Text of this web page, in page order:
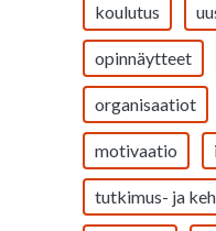
koulutus
opinnäytteet
organisaatiot
motivaatio
tutkimus- ja